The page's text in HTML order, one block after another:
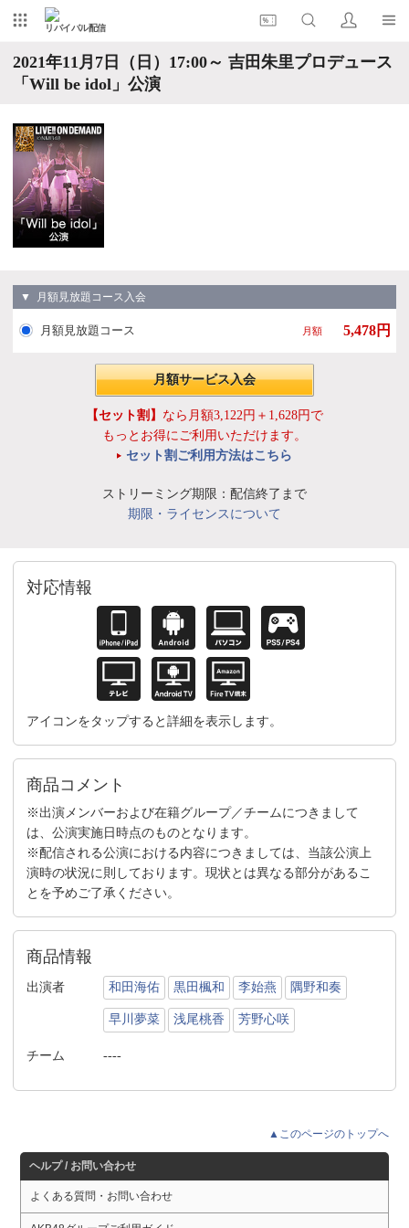
リバイバル配信
2021年11月7日（日）17:00～ 吉田朱里プロデュース
「Will be idol」公演
▼ 月額見放題コース入会
月額見放題コース 月額 5,478円
月額サービス入会
【セット割】 なら月額3,122円＋1,628円で
もっとお得にご利用いただけます。
セット割ご利用方法はこちら
ストリーミング期限：配信終了まで
期限・ライセンスについて
対応情報
アイコンをタップすると詳細を表示します。
商品コメント
※出演メンバーおよび在籍グループ／チームにつきまして
は、公演実施日時点のものとなります。
※配信される公演における内容につきましては、当該公演上
演時の状況に則しております。現状とは異なる部分があるこ
とを予めご了承ください。
商品情報
出演者 和田海佑 黒田楓和 李始燕 隅野和奏
早川夢菜 浅尾桃香 芳野心咲
チーム ----
▲このページのトップへ
ヘルプ / お問い合わせ
よくある質問・お問い合わせ